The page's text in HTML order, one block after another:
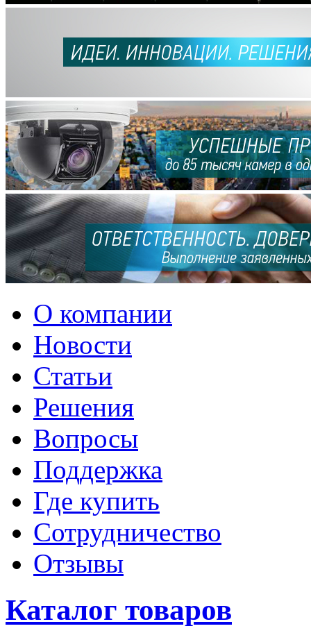
О компании
Новости
Статьи
Решения
Вопросы
Поддержка
Где купить
Сотрудничество
Отзывы
Каталог товаров